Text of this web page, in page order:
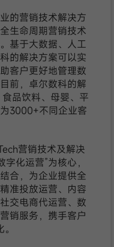
的营销技术解决方
生命周期营销技术
基于大数据、人工
的解决方案可以实
客户更好地管理数
前，卓尔数科的解
品饮料、母婴、平
3000+不同企业客
营销技术及解决
化运营”为核心，
合，为企业提供全
准投放运营、内容
交电商代运营、数
销服务，携手客户